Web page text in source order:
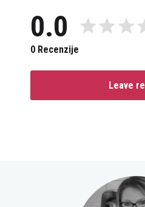
0.0
0 Recenzije
Leave